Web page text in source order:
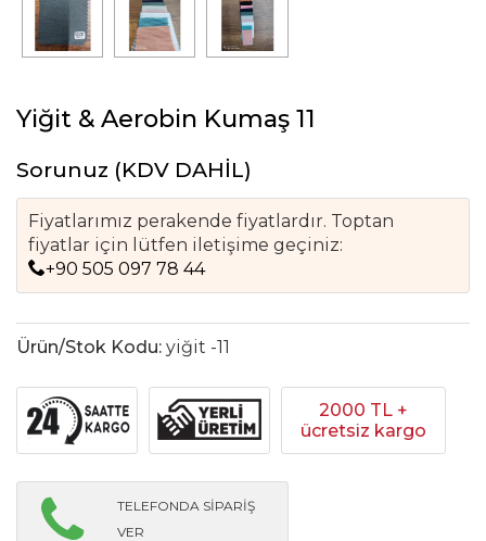
Yiğit & Aerobin Kumaş 11
Sorunuz (KDV DAHİL)
Fiyatlarımız perakende fiyatlardır. Toptan
fiyatlar için lütfen iletişime geçiniz:
+90 505 097 78 44
Ürün/Stok Kodu: yiğit -11
2000 TL +
ücretsiz kargo
TELEFONDA SİPARİŞ
VER